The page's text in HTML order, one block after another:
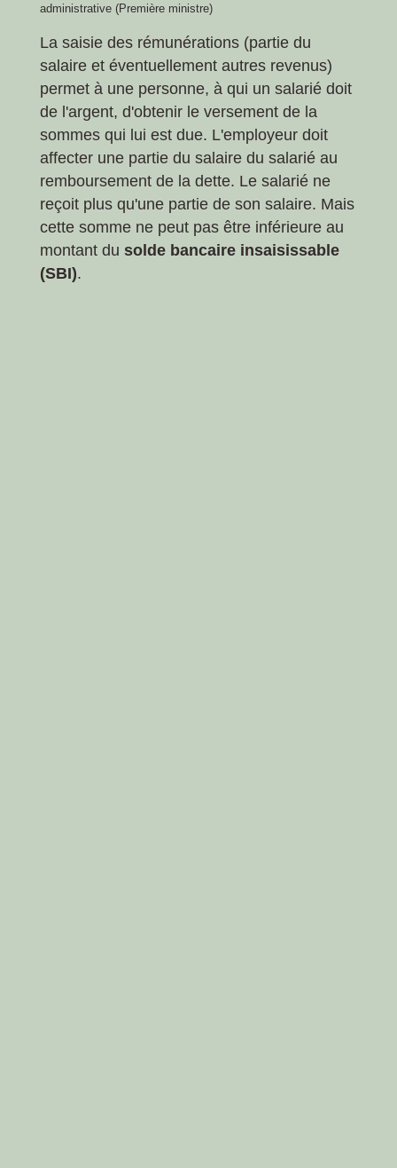
administrative (Première ministre)
La saisie des rémunérations (partie du
salaire et éventuellement autres revenus)
permet à une personne, à qui un salarié doit
de l'argent, d'obtenir le versement de la
sommes qui lui est due. L'employeur doit
affecter une partie du salaire du salarié au
remboursement de la dette. Le salarié ne
reçoit plus qu'une partie de son salaire. Mais
cette somme ne peut pas être inférieure au
montant du solde bancaire insaisissable
(SBI).